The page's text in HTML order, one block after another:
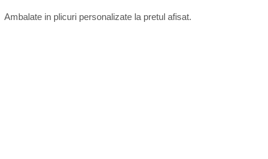
Ambalate in plicuri personalizate la pretul afisat.